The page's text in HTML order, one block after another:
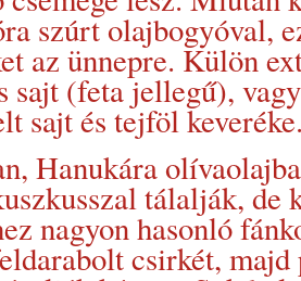
szúrt olajbogyóval,
az ünnepre. Külön
sajt (feta jellegű),
sajt és tejföl
Hanukára
tálalják, de
nagyon hasonló
csirkét, majd